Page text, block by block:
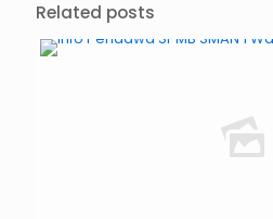
Related posts